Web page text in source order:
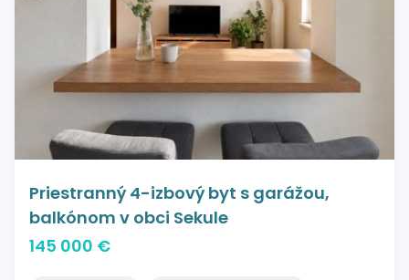
Priestranný 4-izbový byt s garážou,
balkónom v obci Sekule
145 000 €